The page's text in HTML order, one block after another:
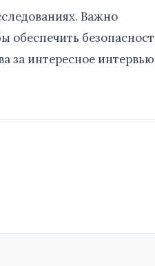
Важно
обеспечить
за интересное